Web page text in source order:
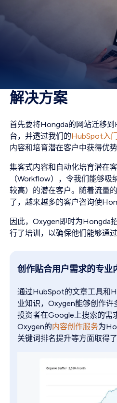
解决方案
首先要将Hongda的网站迁移
台，并透过我们的HubSpot入
内容和培育潜在客户中获得优势
集客式内容和自动化培育潜在
（Workflow），令我们能够
较高）的潜在客户。随着流量
了，越来越多的客户咨询使
因此，Oxygen即时为Hongda
行了培训，以确保他们能够通
创作贴合用户需求的专业
通过HubSpot的文章工具和
业知识，Oxygen能够创作许
投资者在Google上搜索的需
Oxygen的内容创作服务为
关键词排名提升等方面取得了